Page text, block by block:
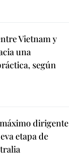
Vietnam y
una
según
dirigente
etapa de